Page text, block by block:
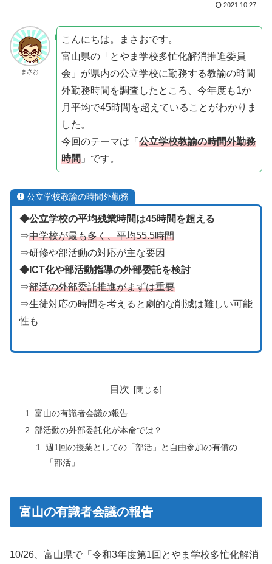
2021.10.27
まさお
こんにちは。まさおです。
富山県の「とやま学校多忙化解消推進委員
会」が県内の公立学校に勤務する教諭の時間
外勤務時間を調査したところ、今年度も1か
月平均で45時間を超えていることがわかりま
した。
今回のテーマは「 公立学校教諭の時間外勤務
時間」です。
公立学校教諭の時間外勤務
◆公立学校の平均残業時間は45時間を超える
⇒中学校が最も多く、平均55.5時間
⇒研修や部活動の対応が主な要因
◆ICT化や部活動指導の外部委託を検討
⇒部活の外部委託推進がまずは重要
⇒生徒対応の時間を考えると劇的な削減は難しい可能
性も
目次
富山の有識者会議の報告
部活動の外部委託化が本命では？
週1回の授業としての「部活」と自由参加の有償の
「部活」
富山の有識者会議の報告
10/26、富山県で「令和3年度第1回とやま学校多忙化解消